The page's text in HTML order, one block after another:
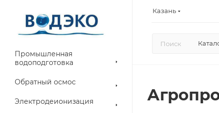
Казань
Промышленная
водоподготовка
Обратный осмос
Электродеионизация